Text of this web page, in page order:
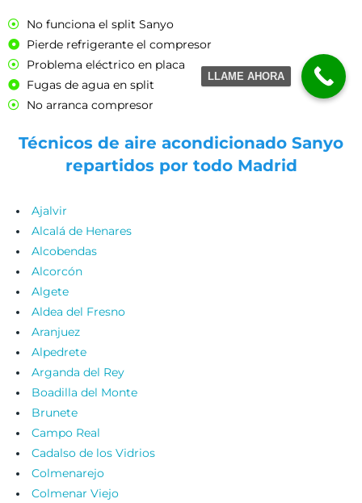
No funciona el split Sanyo
Pierde refrigerante el compresor
Problema eléctrico en placa
Fugas de agua en split
No arranca compresor
Técnicos de aire acondicionado Sanyo
repartidos por todo Madrid
Ajalvir
Alcalá de Henares
Alcobendas
Alcorcón
Algete
Aldea del Fresno
Aranjuez
Alpedrete
Arganda del Rey
Boadilla del Monte
Brunete
Campo Real
Cadalso de los Vidrios
Colmenarejo
Colmenar Viejo
LLAME AHORA